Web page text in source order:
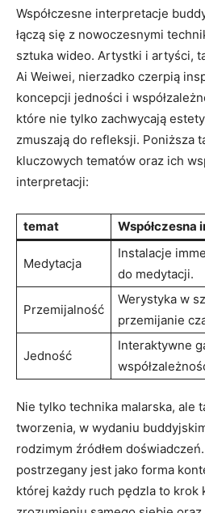
Współczesne interpretacje
łączą się z nowoczesnymi
sztuka wideo. Artystki i artyści,
Ai Weiwei, nierzadko czerpią
koncepcji jedności i
które nie tylko zachwycają
zmuszają do refleksji. Poniższa
kluczowych tematów oraz ich
interpretacji:
temat Współczesna
Medytacja
Instalacje
do medytacji.
Przemijalność
Werystyka w
przemijanie
Jedność
Interaktywne
Nie tylko technika malarska, ale
tworzenia, w wydaniu
rodzimym źródłem
postrzegany jest jako forma
której każdy ruch pędzla to krok